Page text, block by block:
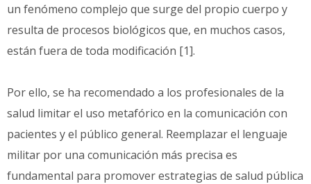
un fenómeno complejo que surge del propio cuerpo y
resulta de procesos biológicos que, en muchos casos,
están fuera de toda modificación [1].
Por ello, se ha recomendado a los profesionales de la
salud limitar el uso metafórico en la comunicación con
pacientes y el público general. Reemplazar el lenguaje
militar por una comunicación más precisa es
fundamental para promover estrategias de salud pública